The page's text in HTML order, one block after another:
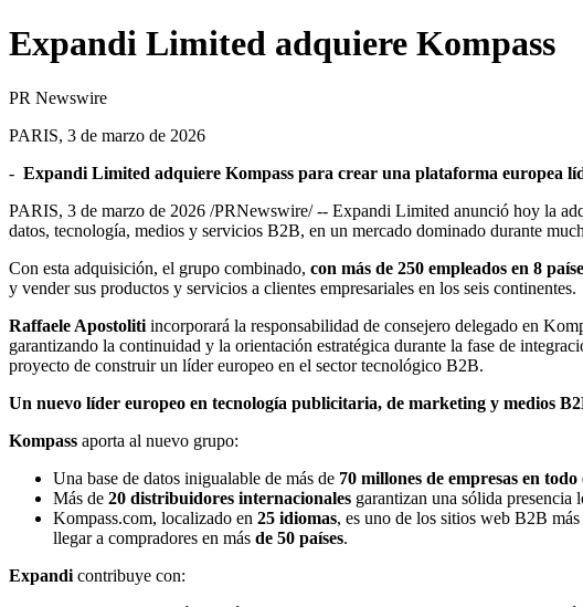
Expandi Limited adquiere Kompass
PR Newswire
PARIS, 3 de marzo de 2026
- Expandi Limited adquiere Kompass para crear una plataforma europea
PARIS, 3 de marzo de 2026 /PRNewswire/ -- Expandi Limited anunció hoy la
datos, tecnología, medios y servicios B2B, en un mercado dominado durante
Con esta adquisición, el grupo combinado, con más de 250 empleados en 8
y vender sus productos y servicios a clientes empresariales en los seis continentes.
Raffaele Apostoliti incorporará la responsabilidad de consejero delegado en
garantizando la continuidad y la orientación estratégica durante la fase de
proyecto de construir un líder europeo en el sector tecnológico B2B.
Un nuevo líder europeo en tecnología publicitaria, de marketing y medios
Kompass aporta al nuevo grupo:
Una base de datos inigualable de más de 70 millones de empresas en
Más de 20 distribuidores internacionales garantizan una sólida presencia
Kompass.com, localizado en 25 idiomas, es uno de los sitios web B2B
llegar a compradores en más de 50 países.
Expandi contribuye con: